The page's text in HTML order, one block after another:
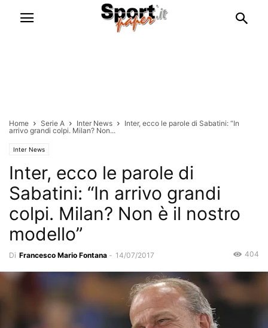
Home Serie A Inter News
Inter, ecco le parole di Sabatini: “In
arrivo grandi colpi. Milan? Non...
Inter News
Inter, ecco le parole di
Sabatini: “In arrivo grandi
colpi. Milan? Non è il nostro
modello”
Di Francesco Mario Fontana - 14/07/2017 404